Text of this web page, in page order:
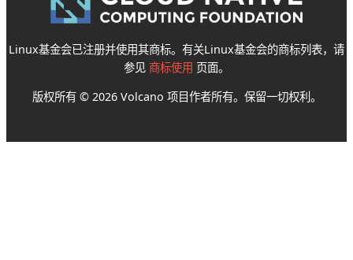
Linux基金会已注册并使用其商标。有关Linux基金会的商标列表，请
参见 商标使用 页面。
版权所有 © 2026 Volcano 项目作者所有。保留一切权利。